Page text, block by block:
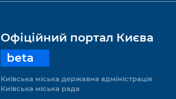
Офіційний портал Києва
beta
Київська міська державна адміністрація
Київська міська рада